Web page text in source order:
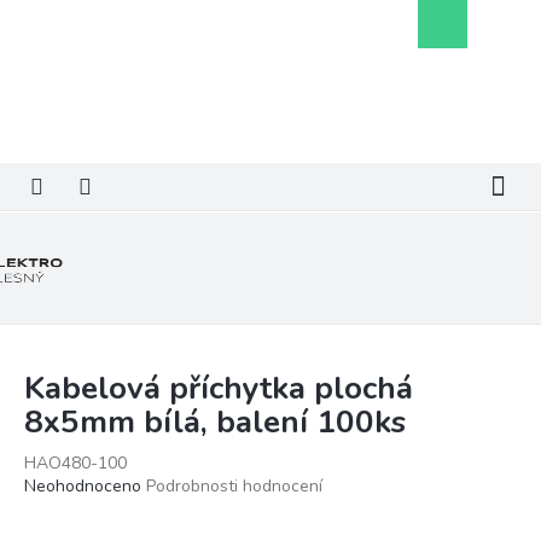
košík
Kabelová příchytka plochá
8x5mm bílá, balení 100ks
HAO480-100
Průměrné
Neohodnoceno Podrobnosti hodnocení